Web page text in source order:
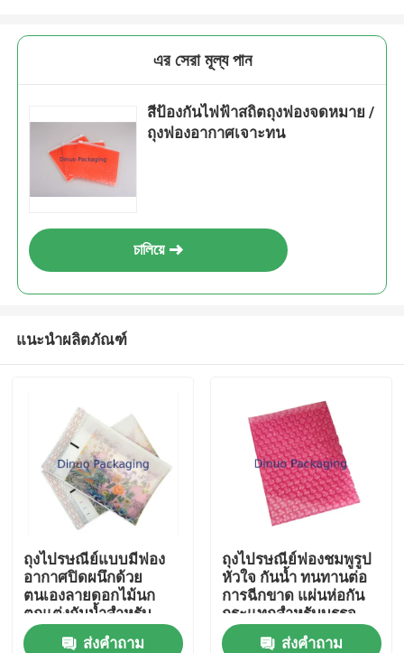
এর সেরা মূল্য পান
สีป้องกันไฟฟ้าสถิตถุงฟองจดหมาย /
ถุงฟองอากาศเจาะทน
চালিয়ে
แนะนำผลิตภัณฑ์
ถุงไปรษณีย์แบบมีฟอง
อากาศปิดผนึกด้วย
ตนเองลายดอกไม้นก
ตกแต่งกันน้ำสำหรับ
บรรจุภัณฑ์
ส่งคำถาม
ถุงไปรษณีย์ฟองชมพูรูป
หัวใจ กันน้ำ ทนทานต่อ
การฉีกขาด แผ่นห่อกัน
กระแทกสำหรับบรรจุ
ภัณฑ์ของขวัญ
ส่งคำถาม